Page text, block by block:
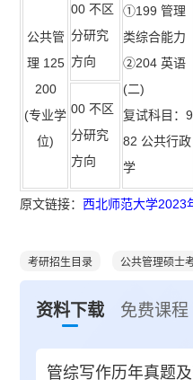
公共管
理 125
200
(专业学
位)
00 不区
分研究
方向
①199 管理
类综合能力
②204 英语
(二)
复试科目：9
82 公共行政
学
00 不区
分研究
方向
原文链接：西北师范大学2023
考研招生目录 公共管理硕士
资料下载 免费课程
管综写作历年真题